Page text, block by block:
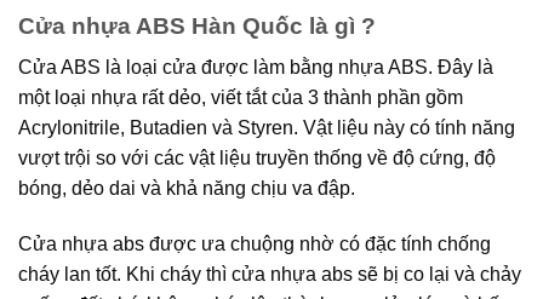
Cửa nhựa ABS Hàn Quốc là gì ?
Cửa ABS là loại cửa được làm bằng nhựa ABS. Đây là
một loại nhựa rất dẻo, viết tắt của 3 thành phần gồm
Acrylonitrile, Butadien và Styren. Vật liệu này có tính năng
vượt trội so với các vật liệu truyền thống về độ cứng, độ
bóng, dẻo dai và khả năng chịu va đập.
Cửa nhựa abs được ưa chuộng nhờ có đặc tính chống
cháy lan tốt. Khi cháy thì cửa nhựa abs sẽ bị co lại và chảy